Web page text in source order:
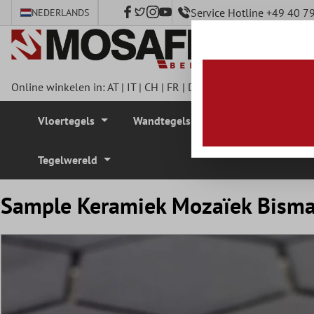
hoofdinhoud
NEDERLANDS Service Hotline +49 40
Online winkelen in:AT| IT| CH | FR | DE
Vloertegels Wandtegels
Tegelwereld
Sample Keramiek Mozaïek